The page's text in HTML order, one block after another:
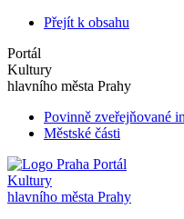
Přejít k obsahu
Portál
Kultury
hlavního města Prahy
Povinně zveřejňované
Městské části
Portál
Kultury
hlavního města Prahy